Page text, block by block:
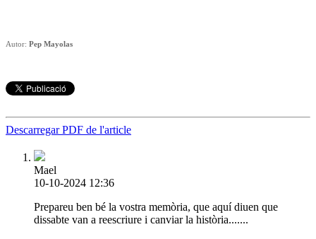
Autor: Pep Mayolas
Descarregar PDF de l'article
Mael
10-10-2024 12:36
Prepareu ben bé la vostra memòria, que aquí diuen que
dissabte van a reescriure i canviar la història.......